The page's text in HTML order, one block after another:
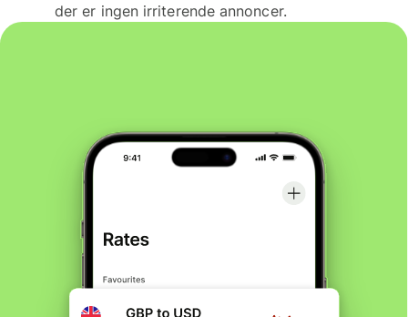
der er ingen irriterende annoncer.